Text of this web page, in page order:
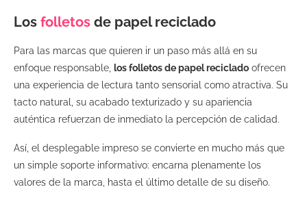
Los folletos de papel reciclado
Para las marcas que quieren ir un paso más allá en su
enfoque responsable, los folletos de papel reciclado ofrecen
una experiencia de lectura tanto sensorial como atractiva. Su
tacto natural, su acabado texturizado y su apariencia
auténtica refuerzan de inmediato la percepción de calidad.
Así, el desplegable impreso se convierte en mucho más que
un simple soporte informativo: encarna plenamente los
valores de la marca, hasta el último detalle de su diseño.